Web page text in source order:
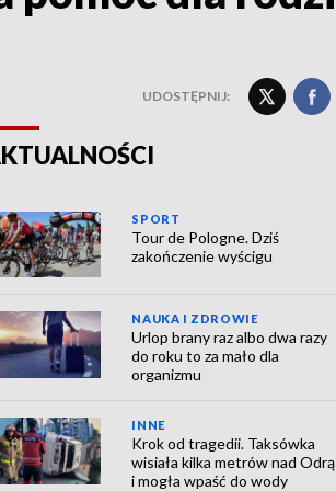
UDOSTĘPNIJ:
SPORT
Tour de Pologne. Dziś
zakończenie wyścigu
NAUKA I ZDROWIE
Urlop brany raz albo dwa razy
do roku to za mało dla
organizmu
INNE
Krok od tragedii. Taksówka
wisiała kilka metrów nad Odrą
i mogła wpaść do wody